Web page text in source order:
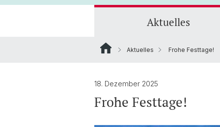
Aktuelles
Kosten
Kontakt
Aktuelles Frohe Festtage!
18. Dezember 2025
Frohe Festtage!